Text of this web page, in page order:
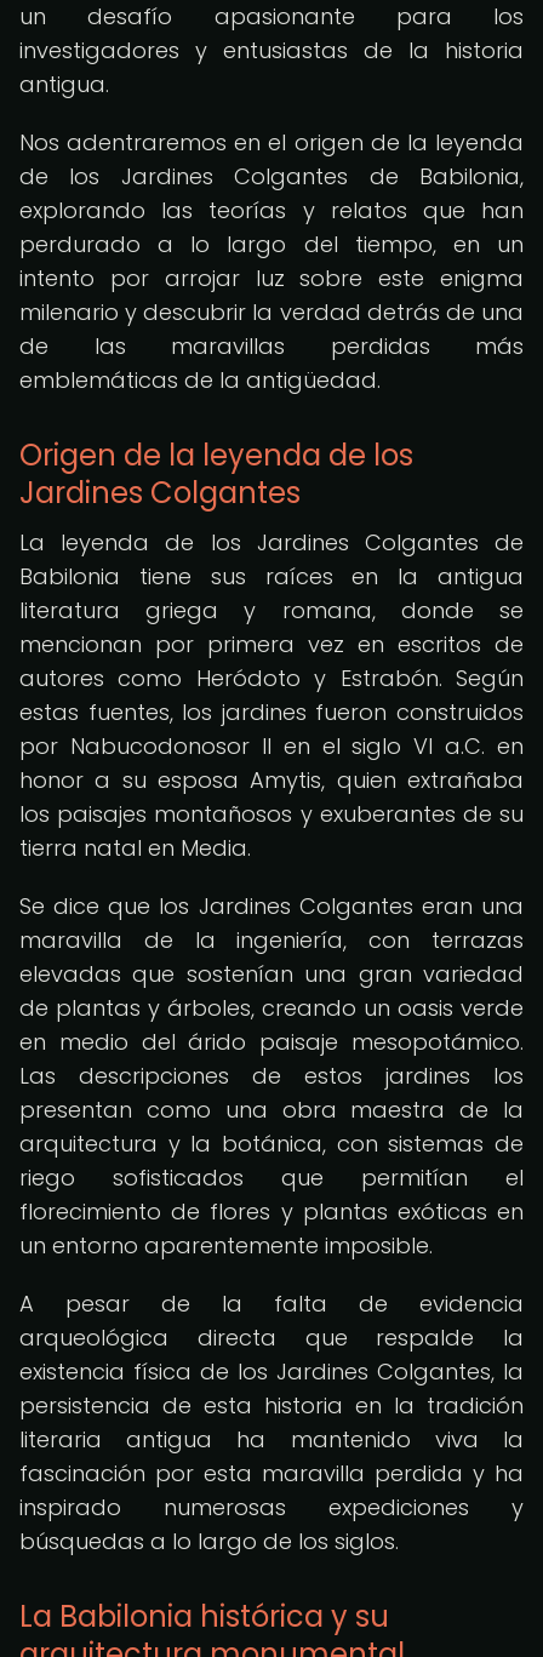
un desafío apasionante para los
investigadores y entusiastas de la historia
antigua.
Nos adentraremos en el origen de la leyenda
de los Jardines Colgantes de Babilonia,
explorando las teorías y relatos que han
perdurado a lo largo del tiempo, en un
intento por arrojar luz sobre este enigma
milenario y descubrir la verdad detrás de una
de las maravillas perdidas más
emblemáticas de la antigüedad.
Origen de la leyenda de los
Jardines Colgantes
La leyenda de los Jardines Colgantes de
Babilonia tiene sus raíces en la antigua
literatura griega y romana, donde se
mencionan por primera vez en escritos de
autores como Heródoto y Estrabón. Según
estas fuentes, los jardines fueron construidos
por Nabucodonosor II en el siglo VI a.C. en
honor a su esposa Amytis, quien extrañaba
los paisajes montañosos y exuberantes de su
tierra natal en Media.
Se dice que los Jardines Colgantes eran una
maravilla de la ingeniería, con terrazas
elevadas que sostenían una gran variedad
de plantas y árboles, creando un oasis verde
en medio del árido paisaje mesopotámico.
Las descripciones de estos jardines los
presentan como una obra maestra de la
arquitectura y la botánica, con sistemas de
riego sofisticados que permitían el
florecimiento de flores y plantas exóticas en
un entorno aparentemente imposible.
A pesar de la falta de evidencia
arqueológica directa que respalde la
existencia física de los Jardines Colgantes, la
persistencia de esta historia en la tradición
literaria antigua ha mantenido viva la
fascinación por esta maravilla perdida y ha
inspirado numerosas expediciones y
búsquedas a lo largo de los siglos.
La Babilonia histórica y su